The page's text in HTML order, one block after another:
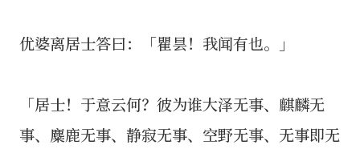
优婆离居士答曰：「瞿昙！我闻有也。」
「居士！于意云何？彼为谁大泽无事、麒麟无
事、麋鹿无事、静寂无事、空野无事、无事即无